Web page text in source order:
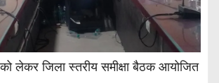
लेकर जिला स्तरीय समीक्षा बैठक आयोजित